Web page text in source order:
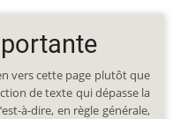
vers cette page plutôt que
de texte qui dépasse la
à-dire, en règle générale,